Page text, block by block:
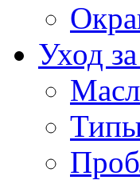
Уход